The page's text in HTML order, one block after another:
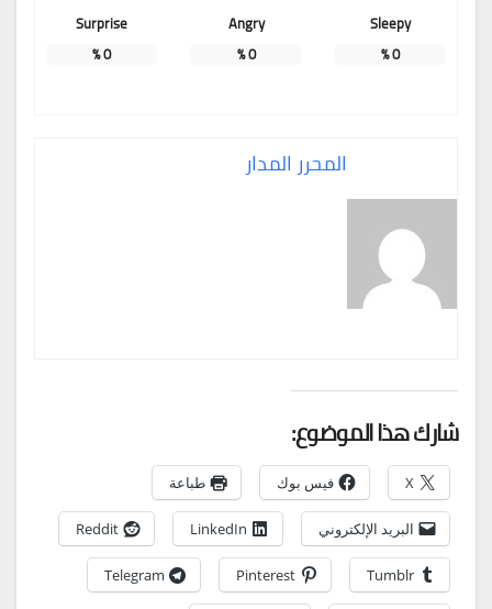
Sleepy
0
%
Angry
0
%
Surprise
0
%
المحرر المدار
شارك هذا الموضوع:
X فيس بوك طباعة
البريد الإلكتروني LinkedIn
Reddit
Tumblr
Pinterest
Telegram